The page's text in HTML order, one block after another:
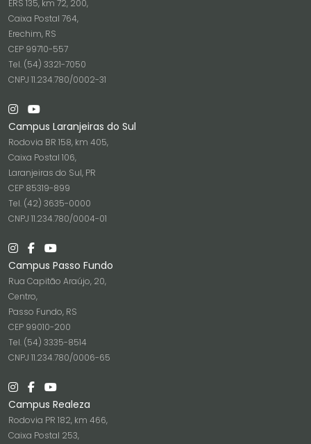
ERS 135, km 72, 200,
Caixa Postal 764,
Erechim, RS
CEP 99710-557
Tel. (54) 3321-7050
CNPJ 11.234.780/0002-31
Campus Laranjeiras do Sul
Rodovia BR 158, km 405,
Caixa Postal 106,
Laranjeiras do Sul, PR
CEP 85319-899
Tel. (42) 3635-0000
CNPJ 11.234.780/0004-01
Campus Passo Fundo
Rua Capitão Araújo, 20,
Centro,
Passo Fundo, RS
CEP 99010-200
Tel. (54) 3335-8514
CNPJ 11.234.780/0006-65
Campus Realeza
Rodovia PR 182, km 466,
Caixa Postal 253,